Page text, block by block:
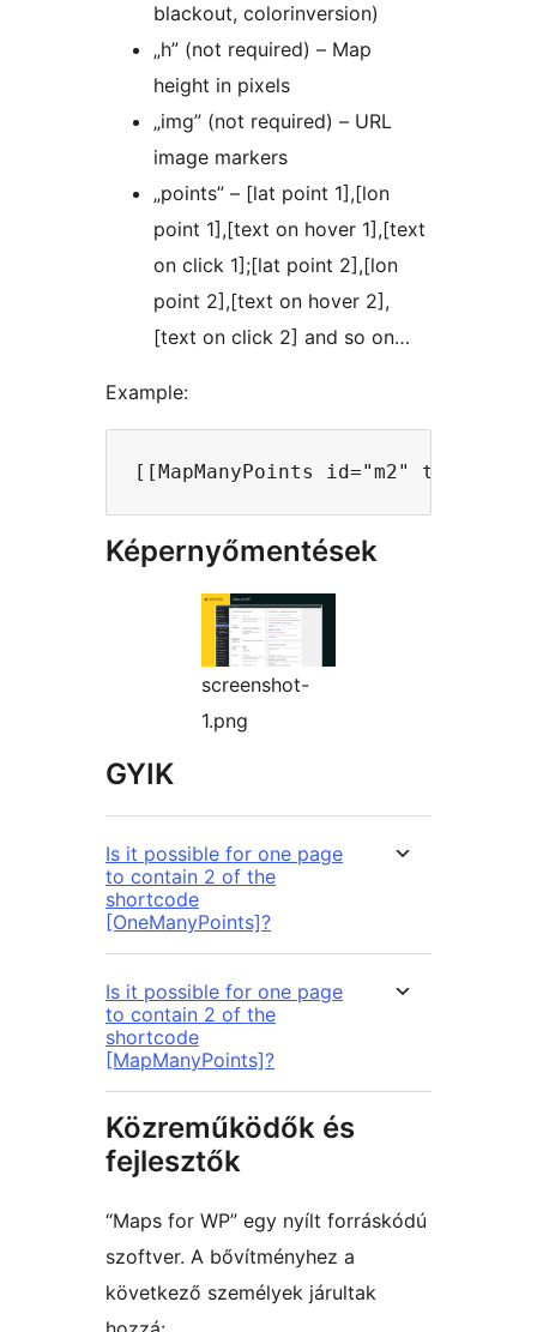
blackout, сolorinversion)
„h” (not required) – Map
height in pixels
„img” (not required) – URL
image markers
„points” – [lat point 1],[lon
point 1],[text on hover 1],[text
on click 1];[lat point 2],[lon
point 2],[text on hover 2],
[text on click 2] and so on…
Example:
Képernyőmentések
screenshot-
1.png
GYIK
Is it possible for one page
to contain 2 of the
shortcode
[OneManyPoints]?
Is it possible for one page
to contain 2 of the
shortcode
[MapManyPoints]?
Közreműködők és
fejlesztők
“Maps for WP” egy nyílt forráskódú
szoftver. A bővítményhez a
következő személyek járultak